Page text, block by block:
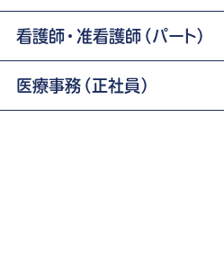
看護師・准看護師（パート）
医療事務（正社員）